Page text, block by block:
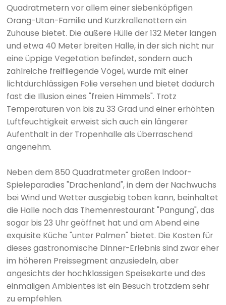
Quadratmetern vor allem einer siebenköpfigen
Orang-Utan-Familie und Kurzkrallenottern ein
Zuhause bietet. Die äußere Hülle der 132 Meter langen
und etwa 40 Meter breiten Halle, in der sich nicht nur
eine üppige Vegetation befindet, sondern auch
zahlreiche freifliegende Vögel, wurde mit einer
lichtdurchlässigen Folie versehen und bietet dadurch
fast die Illusion eines "freien Himmels". Trotz
Temperaturen von bis zu 33 Grad und einer erhöhten
Luftfeuchtigkeit erweist sich auch ein längerer
Aufenthalt in der Tropenhalle als überraschend
angenehm.
Neben dem 850 Quadratmeter großen Indoor-
Spieleparadies "Drachenland", in dem der Nachwuchs
bei Wind und Wetter ausgiebig toben kann, beinhaltet
die Halle noch das Themenrestaurant "Pangung", das
sogar bis 23 Uhr geöffnet hat und am Abend eine
exquisite Küche "unter Palmen" bietet. Die Kosten für
dieses gastronomische Dinner-Erlebnis sind zwar eher
im höheren Preissegment anzusiedeln, aber
angesichts der hochklassigen Speisekarte und des
einmaligen Ambientes ist ein Besuch trotzdem sehr
zu empfehlen.